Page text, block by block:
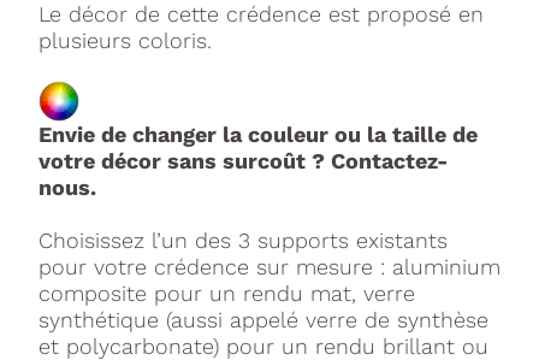
Le décor de cette crédence est proposé en
plusieurs coloris.
Envie de changer la couleur ou la taille de
votre décor sans surcoût ? Contactez-
nous.
Choisissez l’un des 3 supports existants
pour votre crédence sur mesure : aluminium
composite pour un rendu mat, verre
synthétique (aussi appelé verre de synthèse
et polycarbonate) pour un rendu brillant ou